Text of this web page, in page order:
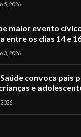
5, 2026
maior evento
entre os dias 14 e
3, 2026
convoca pais
e